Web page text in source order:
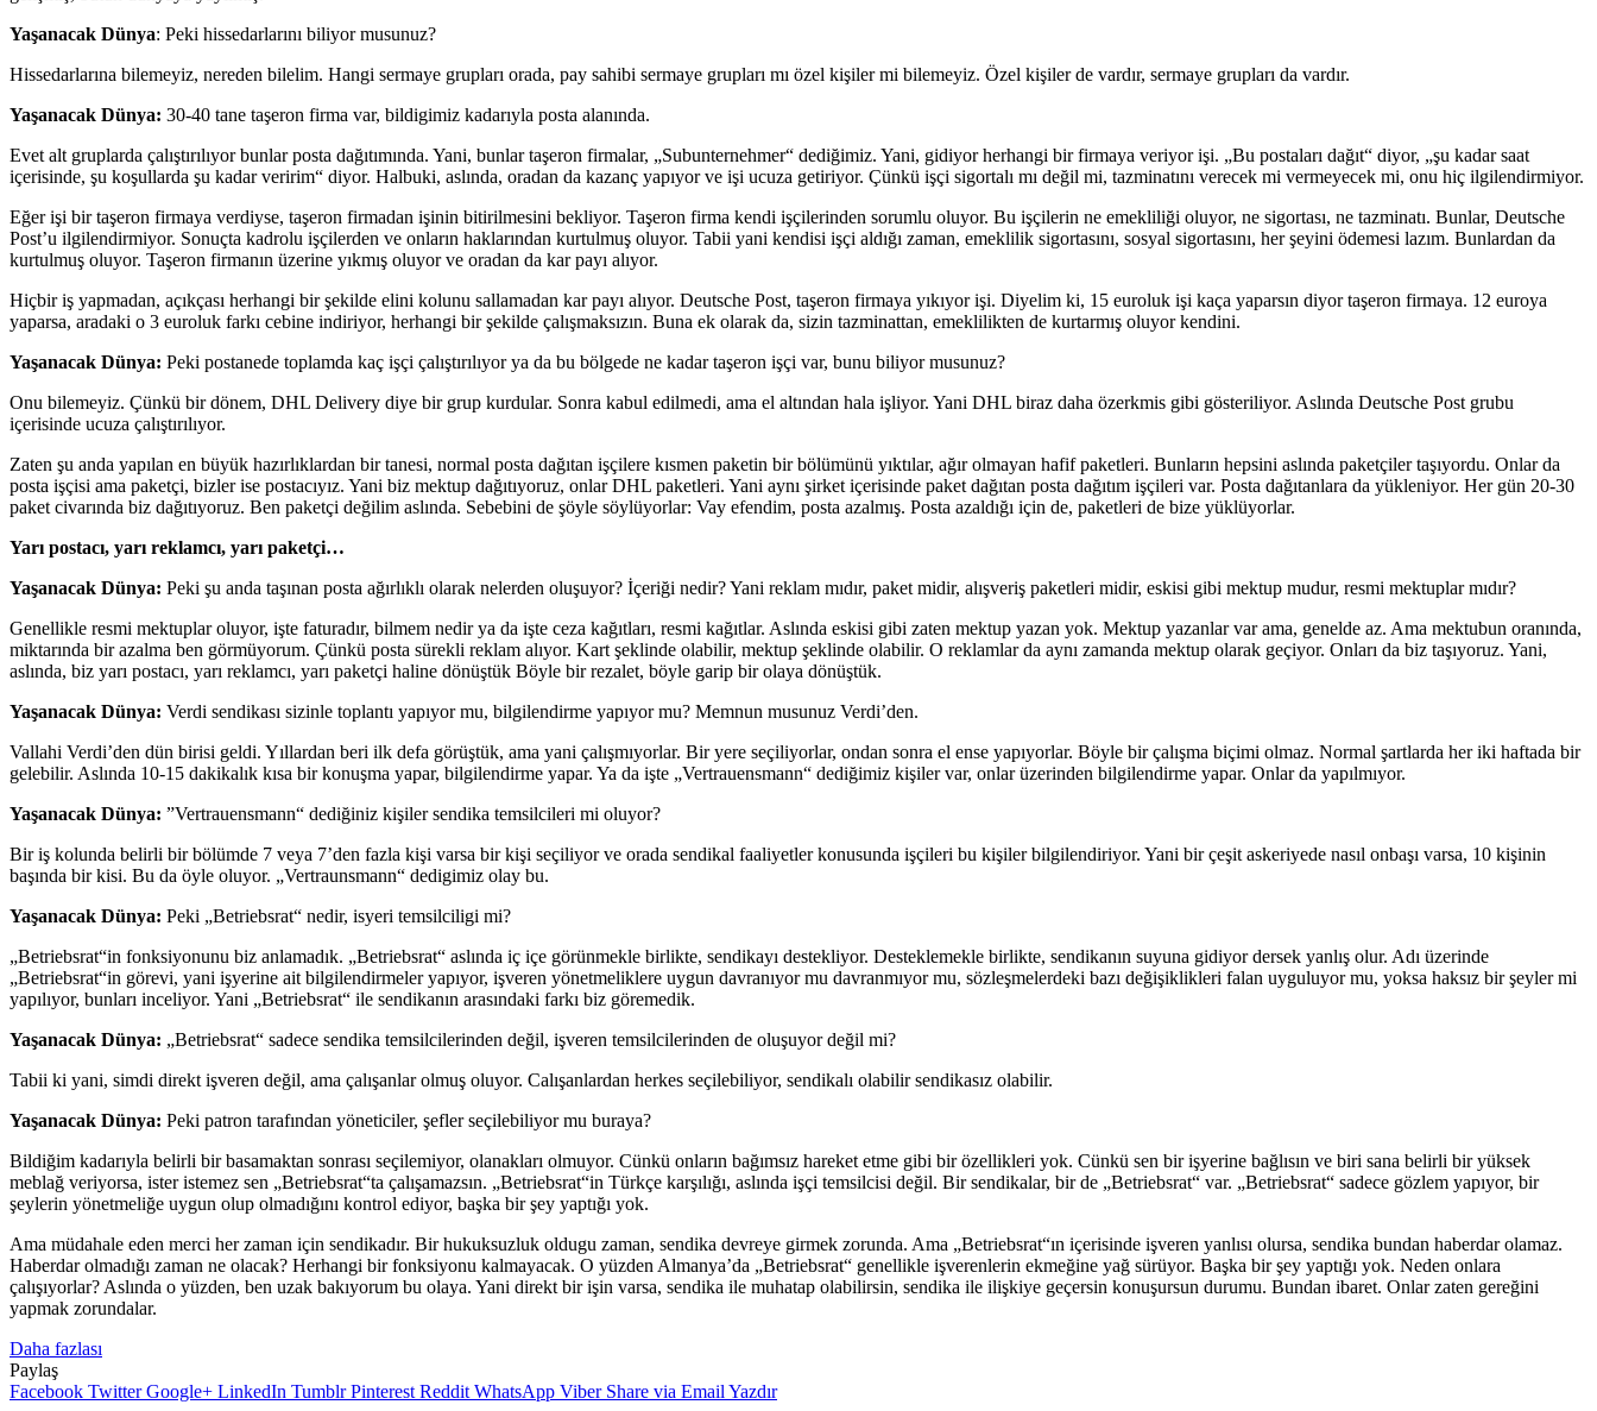
Yaşanacak Dünya: Peki hissedarlarını biliyor musunuz?
Hissedarlarına bilemeyiz, nereden bilelim. Hangi sermaye grupları orada, pay sahibi sermaye grupları mı özel kişiler mi bilemeyiz. Özel kişiler de vardır, sermaye grupları da vardır.
Yaşanacak Dünya: 30-40 tane taşeron firma var, bildigimiz kadarıyla posta alanında.
Evet alt gruplarda çalıştırılıyor bunlar posta dağıtımında. Yani, bunlar taşeron firmalar, „Subunternehmer“ dediğimiz. Yani, gidiyor herhangi bir firmaya veriyor işi. „Bu postaları dağıt“ diyor, „şu kadar saat
içerisinde, şu koşullarda şu kadar veririm“ diyor. Halbuki, aslında, oradan da kazanç yapıyor ve işi ucuza getiriyor. Çünkü işçi sigortalı mı değil mi, tazminatını verecek mi vermeyecek mi, onu hiç ilgilendirmiyor.
Eğer işi bir taşeron firmaya verdiyse, taşeron firmadan işinin bitirilmesini bekliyor. Taşeron firma kendi işçilerinden sorumlu oluyor. Bu işçilerin ne emekliliği oluyor, ne sigortası, ne tazminatı. Bunlar, Deutsche
Post’u ilgilendirmiyor. Sonuçta kadrolu işçilerden ve onların haklarından kurtulmuş oluyor. Tabii yani kendisi işçi aldığı zaman, emeklilik sigortasını, sosyal sigortasını, her şeyini ödemesi lazım. Bunlardan da
kurtulmuş oluyor. Taşeron firmanın üzerine yıkmış oluyor ve oradan da kar payı alıyor.
Hiçbir iş yapmadan, açıkçası herhangi bir şekilde elini kolunu sallamadan kar payı alıyor. Deutsche Post, taşeron firmaya yıkıyor işi. Diyelim ki, 15 euroluk işi kaça yaparsın diyor taşeron firmaya. 12 euroya
yaparsa, aradaki o 3 euroluk farkı cebine indiriyor, herhangi bir şekilde çalışmaksızın. Buna ek olarak da, sizin tazminattan, emeklilikten de kurtarmış oluyor kendini.
Yaşanacak Dünya: Peki postanede toplamda kaç işçi çalıştırılıyor ya da bu bölgede ne kadar taşeron işçi var, bunu biliyor musunuz?
Onu bilemeyiz. Çünkü bir dönem, DHL Delivery diye bir grup kurdular. Sonra kabul edilmedi, ama el altından hala işliyor. Yani DHL biraz daha özerkmis gibi gösteriliyor. Aslında Deutsche Post grubu
içerisinde ucuza çalıştırılıyor.
Zaten şu anda yapılan en büyük hazırlıklardan bir tanesi, normal posta dağıtan işçilere kısmen paketin bir bölümünü yıktılar, ağır olmayan hafif paketleri. Bunların hepsini aslında paketçiler taşıyordu. Onlar da
posta işçisi ama paketçi, bizler ise postacıyız. Yani biz mektup dağıtıyoruz, onlar DHL paketleri. Yani aynı şirket içerisinde paket dağıtan posta dağıtım işçileri var. Posta dağıtanlara da yükleniyor. Her gün 20-30
paket civarında biz dağıtıyoruz. Ben paketçi değilim aslında. Sebebini de şöyle söylüyorlar: Vay efendim, posta azalmış. Posta azaldığı için de, paketleri de bize yüklüyorlar.
Yarı postacı, yarı reklamcı, yarı paketçi…
Yaşanacak Dünya: Peki şu anda taşınan posta ağırlıklı olarak nelerden oluşuyor? İçeriği nedir? Yani reklam mıdır, paket midir, alışveriş paketleri midir, eskisi gibi mektup mudur, resmi mektuplar mıdır?
Genellikle resmi mektuplar oluyor, işte faturadır, bilmem nedir ya da işte ceza kağıtları, resmi kağıtlar. Aslında eskisi gibi zaten mektup yazan yok. Mektup yazanlar var ama, genelde az. Ama mektubun oranında,
miktarında bir azalma ben görmüyorum. Çünkü posta sürekli reklam alıyor. Kart şeklinde olabilir, mektup şeklinde olabilir. O reklamlar da aynı zamanda mektup olarak geçiyor. Onları da biz taşıyoruz. Yani,
aslında, biz yarı postacı, yarı reklamcı, yarı paketçi haline dönüştük Böyle bir rezalet, böyle garip bir olaya dönüştük.
Yaşanacak Dünya: Verdi sendikası sizinle toplantı yapıyor mu, bilgilendirme yapıyor mu? Memnun musunuz Verdi’den.
Vallahi Verdi’den dün birisi geldi. Yıllardan beri ilk defa görüştük, ama yani çalışmıyorlar. Bir yere seçiliyorlar, ondan sonra el ense yapıyorlar. Böyle bir çalışma biçimi olmaz. Normal şartlarda her iki haftada bir
gelebilir. Aslında 10-15 dakikalık kısa bir konuşma yapar, bilgilendirme yapar. Ya da işte „Vertrauensmann“ dediğimiz kişiler var, onlar üzerinden bilgilendirme yapar. Onlar da yapılmıyor.
Yaşanacak Dünya: ”Vertrauensmann“ dediğiniz kişiler sendika temsilcileri mi oluyor?
Bir iş kolunda belirli bir bölümde 7 veya 7’den fazla kişi varsa bir kişi seçiliyor ve orada sendikal faaliyetler konusunda işçileri bu kişiler bilgilendiriyor. Yani bir çeşit askeriyede nasıl onbaşı varsa, 10 kişinin
başında bir kisi. Bu da öyle oluyor. „Vertraunsmann“ dedigimiz olay bu.
Yaşanacak Dünya: Peki „Betriebsrat“ nedir, isyeri temsilciligi mi?
„Betriebsrat“in fonksiyonunu biz anlamadık. „Betriebsrat“ aslında iç içe görünmekle birlikte, sendikayı destekliyor. Desteklemekle birlikte, sendikanın suyuna gidiyor dersek yanlış olur. Adı üzerinde
„Betriebsrat“in görevi, yani işyerine ait bilgilendirmeler yapıyor, işveren yönetmeliklere uygun davranıyor mu davranmıyor mu, sözleşmelerdeki bazı değişiklikleri falan uyguluyor mu, yoksa haksız bir şeyler mi
yapılıyor, bunları inceliyor. Yani „Betriebsrat“ ile sendikanın arasındaki farkı biz göremedik.
Yaşanacak Dünya: „Betriebsrat“ sadece sendika temsilcilerinden değil, işveren temsilcilerinden de oluşuyor değil mi?
Tabii ki yani, simdi direkt işveren değil, ama çalışanlar olmuş oluyor. Calışanlardan herkes seçilebiliyor, sendikalı olabilir sendikasız olabilir.
Yaşanacak Dünya: Peki patron tarafından yöneticiler, şefler seçilebiliyor mu buraya?
Bildiğim kadarıyla belirli bir basamaktan sonrası seçilemiyor, olanakları olmuyor. Cünkü onların bağımsız hareket etme gibi bir özellikleri yok. Cünkü sen bir işyerine bağlısın ve biri sana belirli bir yüksek
meblağ veriyorsa, ister istemez sen „Betriebsrat“ta çalışamazsın. „Betriebsrat“in Türkçe karşılığı, aslında işçi temsilcisi değil. Bir sendikalar, bir de „Betriebsrat“ var. „Betriebsrat“ sadece gözlem yapıyor, bir
şeylerin yönetmeliğe uygun olup olmadığını kontrol ediyor, başka bir şey yaptığı yok.
Ama müdahale eden merci her zaman için sendikadır. Bir hukuksuzluk oldugu zaman, sendika devreye girmek zorunda. Ama „Betriebsrat“ın içerisinde işveren yanlısı olursa, sendika bundan haberdar olamaz.
Haberdar olmadığı zaman ne olacak? Herhangi bir fonksiyonu kalmayacak. O yüzden Almanya’da „Betriebsrat“ genellikle işverenlerin ekmeğine yağ sürüyor. Başka bir şey yaptığı yok. Neden onlara
çalışıyorlar? Aslında o yüzden, ben uzak bakıyorum bu olaya. Yani direkt bir işin varsa, sendika ile muhatap olabilirsin, sendika ile ilişkiye geçersin konuşursun durumu. Bundan ibaret. Onlar zaten gereğini
yapmak zorundalar.
Daha fazlası
Paylaş
Facebook Twitter Google+ LinkedIn Tumblr Pinterest Reddit WhatsApp Viber Share via Email Yazdır